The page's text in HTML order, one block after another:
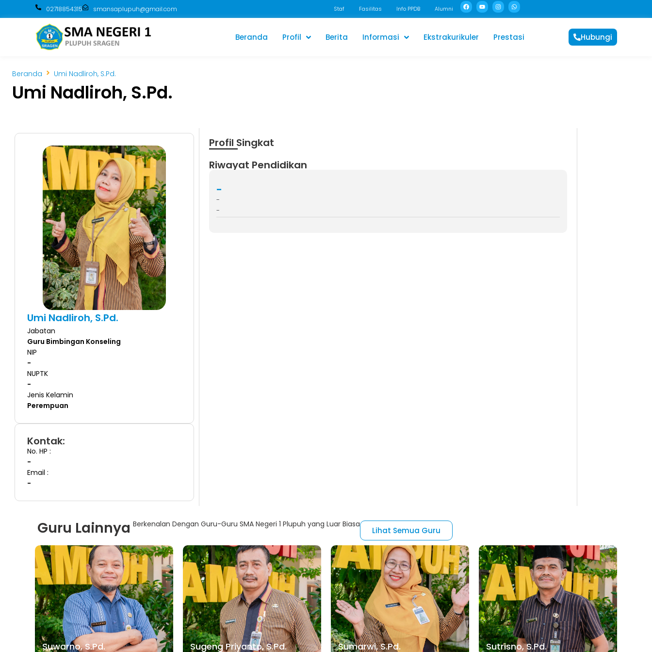
02718854315 smansaplupuh@gmail.com Staf Fasilitas Info PPDB Alumni
Beranda Profil Berita Informasi Ekstrakurikuler Prestasi Hubungi
Beranda Umi Nadliroh, S.Pd.
Umi Nadliroh, S.Pd.
Umi Nadliroh, S.Pd.
Jabatan
Guru Bimbingan Konseling
NIP
-
NUPTK
-
Jenis Kelamin
Perempuan
Kontak:
No. HP :
-
Email :
-
Profil Singkat
Riwayat Pendidikan
-
-
-
Guru Lainnya Berkenalan Dengan Guru-Guru SMA Negeri 1 Plupuh yang Luar Biasa
Lihat Semua Guru
Suwarno, S.Pd. Sugeng Priyanto, S.Pd. Sumarwi, S.Pd. Sutrisno, S.Pd.